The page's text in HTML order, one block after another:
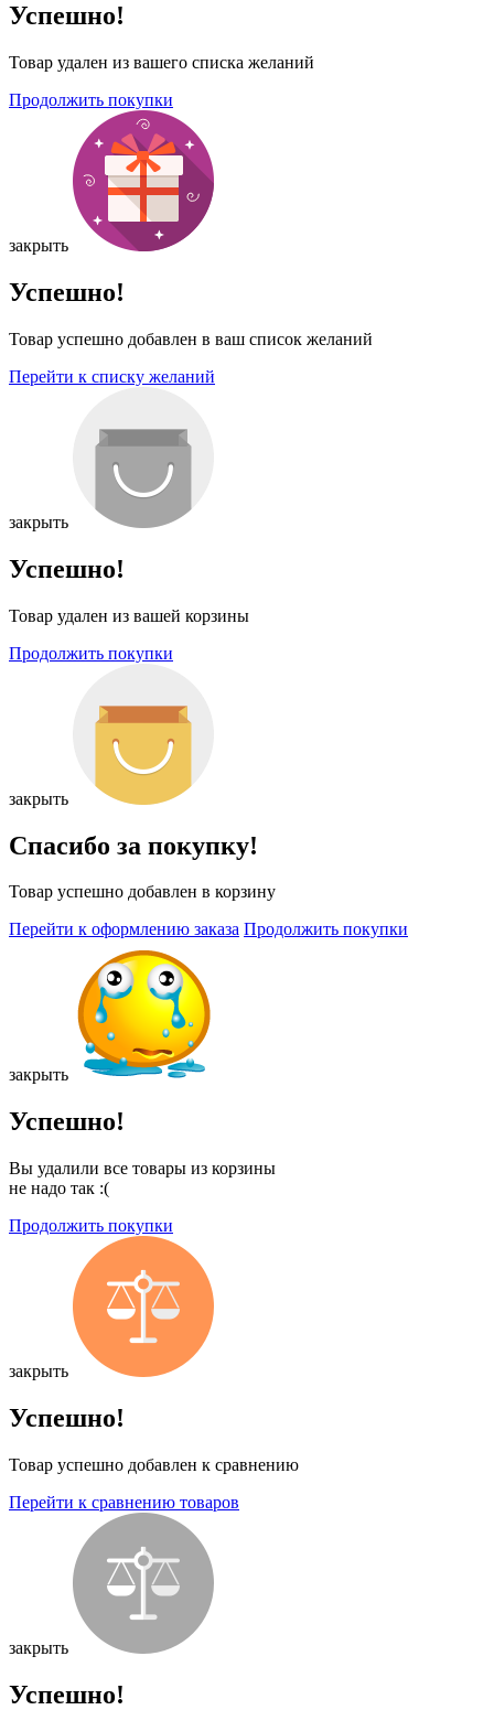
Успешно!
Товар удален из вашего списка желаний
Продолжить покупки
закрыть
Успешно!
Товар успешно добавлен в ваш список желаний
Перейти к списку желаний
закрыть
Успешно!
Товар удален из вашей корзины
Продолжить покупки
закрыть
Спасибо за покупку!
Товар успешно добавлен в корзину
Перейти к оформлению заказа Продолжить покупки
закрыть
Успешно!
Вы удалили все товары из корзины
не надо так :(
Продолжить покупки
закрыть
Успешно!
Товар успешно добавлен к сравнению
Перейти к сравнению товаров
закрыть
Успешно!